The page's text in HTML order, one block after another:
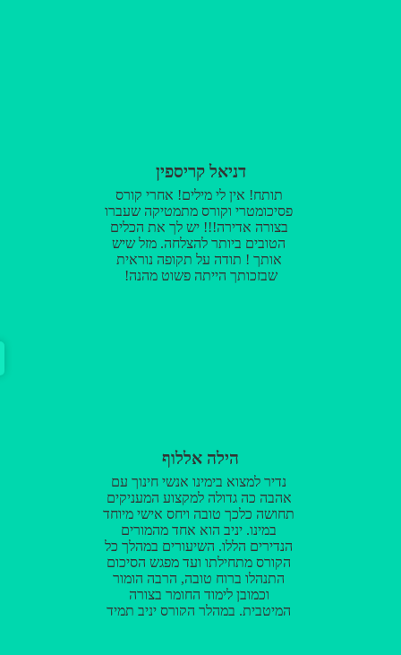
דניאל קריספין
תותח! אין לי מילים! אחרי קורס
פסיכומטרי וקורס מתמטיקה שעברו
בצורה אדירה!!! יש לך את הכלים
הטובים ביותר להצלחה. מזל שיש
אותך ! תודה על תקופה נוראית
שבזכותך הייתה פשוט מהנה!
הילה אללוף
נדיר למצוא בימינו אנשי חינוך עם
אהבה כה גדולה למקצוע המעניקים
תחושה כלכך טובה ויחס אישי מיוחד
במינו. יניב הוא אחד מהמורים
הנדירים הללו. השיעורים במהלך כל
הקורס מתחילתו ועד מפגש הסיכום
התנהלו ברוח טובה, הרבה הומור
וכמובן לימוד החומר בצורה
המיטבית. במהלך הקורס יניב תמיד